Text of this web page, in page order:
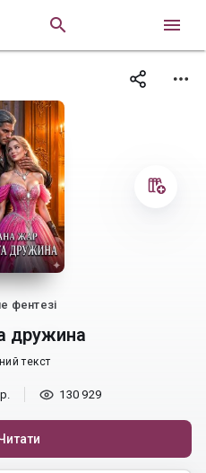
 
фентезі
дружина
текст
130 929